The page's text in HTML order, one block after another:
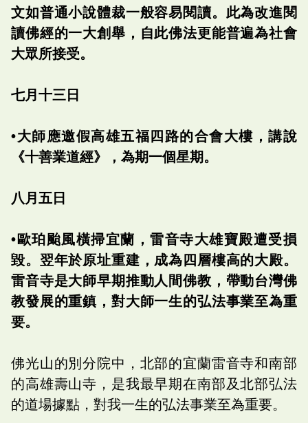
文如普通小說體裁一般容易閱讀。此為改進閱
讀佛經的一大創舉，自此佛法更能普遍為社會
大眾所接受。
七月十三日
‭•大師應邀假高雄五福四路的合會大樓，講說
《十善業道經》，為期一個星期。
八月五日
‭•歐珀颱風橫掃宜蘭，雷音寺大雄寶殿遭受損
毀。翌年於原址重建，成為四層樓高的大殿。
雷音寺是大師早期推動人間佛教，帶動台灣佛
教發展的重鎮，對大師一生的弘法事業至為重
要。
佛光山的別分院中，北部的宜蘭雷音寺和南部
的高雄壽山寺，是我最早期在南部及北部弘法
的道場據點，對我一生的弘法事業至為重要。